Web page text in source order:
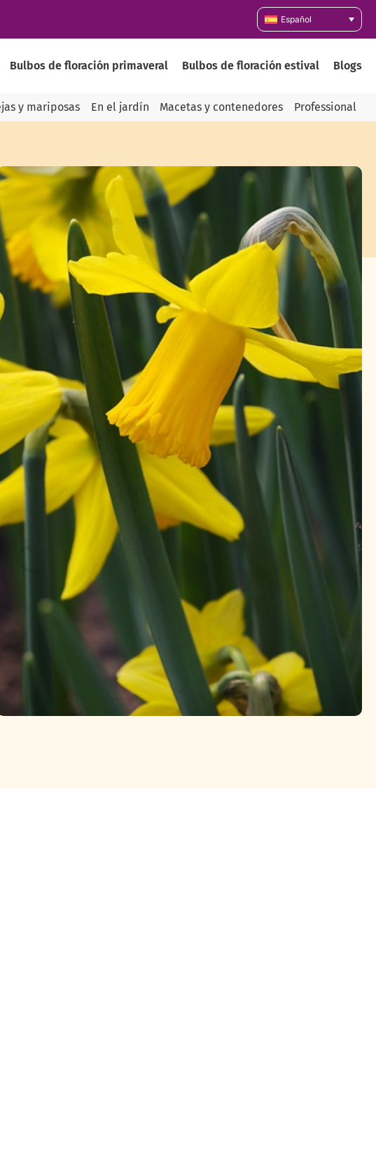
Español
Bulbos de floración primaveral Bulbos de floración estival Blogs
y mariposas En el jardín Macetas y contenedores Professional